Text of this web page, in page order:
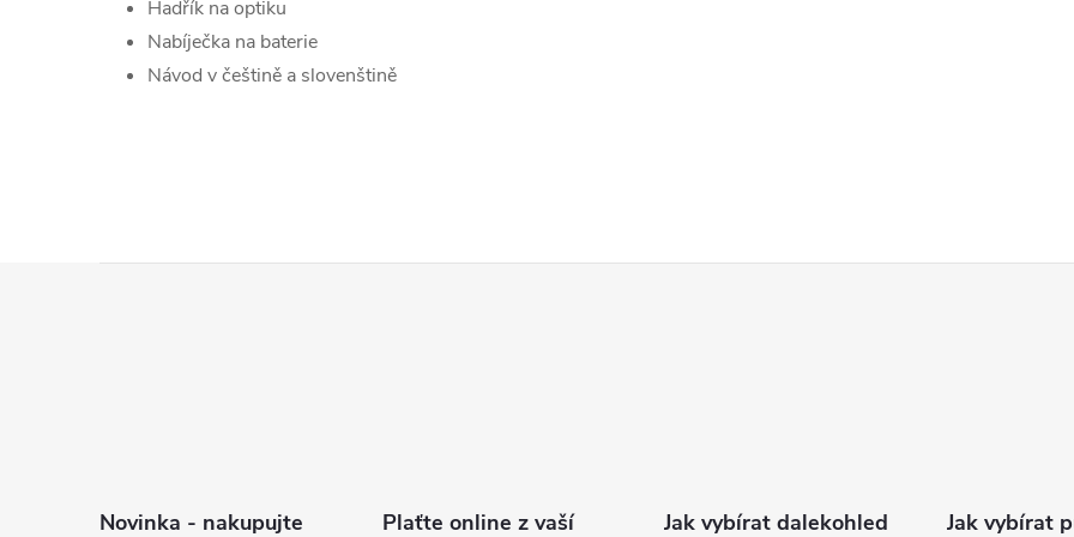
Hadřík na optiku
Nabíječka na baterie
Návod v češtině a slovenštině
Novinka - nakupujte Plaťte online z vaší Jak vybírat dalekohled Jak vybírat